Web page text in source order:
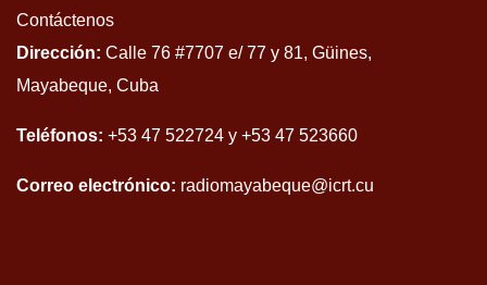
Contáctenos
Dirección: Calle 76 #7707 e/ 77 y 81, Güines,
Mayabeque, Cuba
Teléfonos: +53 47 522724 y +53 47 523660
Correo electrónico: radiomayabeque@icrt.cu